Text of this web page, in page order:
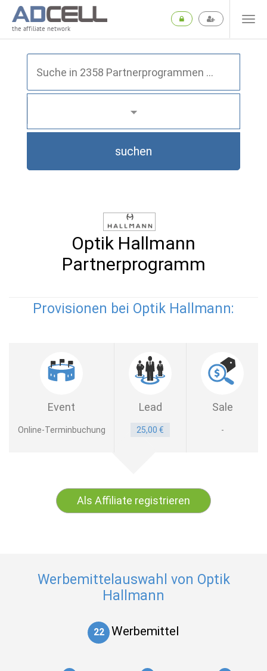
the affiliate network
suchen
Optik Hallmann
Partnerprogramm
Provisionen bei Optik Hallmann:
Event Lead Sale
Online-Terminbuchung 25,00 € -
Als Affiliate registrieren
Werbemittelauswahl von Optik
Hallmann
22 Werbemittel